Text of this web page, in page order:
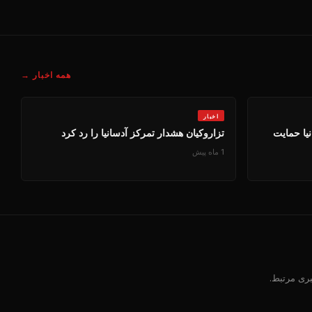
همه اخبار →
حمایت
اخبار
تزاروکیان هشدار تمرکز آدسانیا را رد کرد
1 ماه پیش
مرتبط.